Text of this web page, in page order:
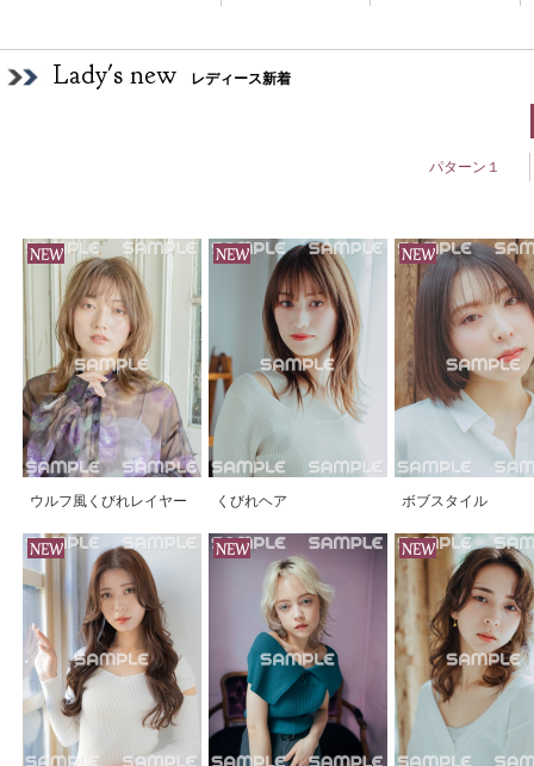
Lady's new レディース新着
パターン１
ウルフ風くびれレイヤー くびれヘア ボブスタイル